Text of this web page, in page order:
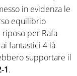
in evidenza le
equilibrio
per Rafa
fantastici 4 là
supportare il
1.